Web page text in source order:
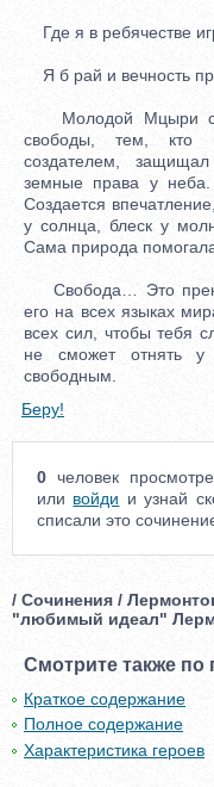
Где я в ребячестве
Я б рай и вечность
Молодой Мцыри
свободы, тем, кто
создателем,
земные права у
Создается
у солнца, блеск у
Сама природа
Свобода… Это
его на всех языках
всех сил, чтобы тебя
не сможет отнять у
свободным.
Беру!
0 человек
или войди и узнай
списали это
/ Сочинения /
"любимый идеал"
Смотрите также
Краткое содержание
Полное содержание
Характеристика героев